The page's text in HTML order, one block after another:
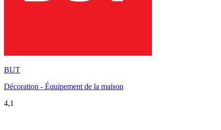
BUT
Décoration - Équipement de la maison
4,1